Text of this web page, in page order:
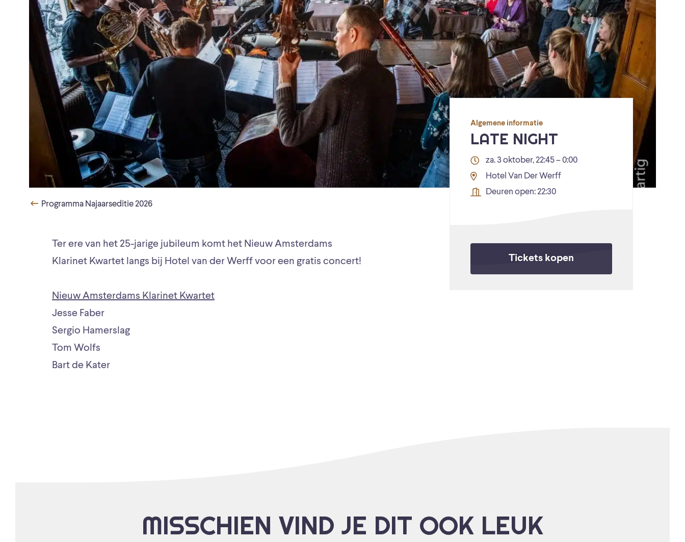
Programma Najaarseditie 2026
Ter ere van het 25-jarige jubileum komt het Nieuw Amsterdams
Klarinet Kwartet langs bij Hotel van der Werff voor een gratis concert!
Nieuw Amsterdams Klarinet Kwartet
Jesse Faber
Sergio Hamerslag
Tom Wolfs
Bart de Kater
Algemene informatie
LATE NIGHT
za. 3 oktober, 22:45 – 0:00
Hotel Van Der Werff
Deuren open: 22:30
Tickets kopen
MISSCHIEN VIND JE DIT OOK LEUK